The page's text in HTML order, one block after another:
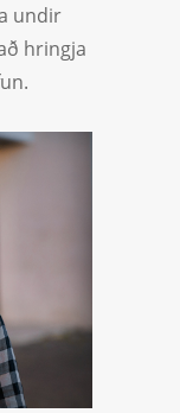
undir
hringja